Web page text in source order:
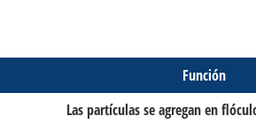
Función
Las partículas se agregan en